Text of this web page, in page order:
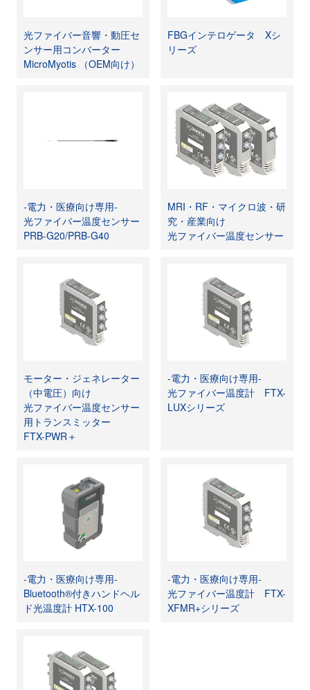
光ファイバー音響・動圧セ
ンサー用コンバーター
MicroMyotis （OEM向け）
FBGインテロゲータ Xシ
リーズ
-電力・医療向け専用-
光ファイバー温度センサー
PRB-G20/PRB-G40
MRI・RF・マイクロ波・研
究・産業向け
光ファイバー温度センサー
モーター・ジェネレーター
（中電圧）向け
光ファイバー温度センサー
用トランスミッター
FTX-PWR＋
-電力・医療向け専用-
光ファイバー温度計 FTX-
LUXシリーズ
-電力・医療向け専用-
Bluetooth®付きハンドヘル
ド光温度計 HTX-100
-電力・医療向け専用-
光ファイバー温度計 FTX-
XFMR+シリーズ